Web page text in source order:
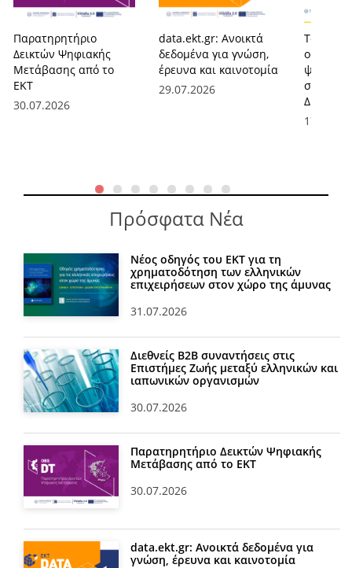
Παρατηρητήριο
Δεικτών Ψηφιακής
Μετάβασης από το
ΕΚΤ
30.07.2026
data.ekt.gr: Ανοικτά
δεδομένα για γνώση,
έρευνα και καινοτομία
29.07.2026
Το ΕΚΤ
οφέλη
σελίδων
Πρόσφατα Νέα
Νέος οδηγός του ΕΚΤ για τη
χρηματοδότηση των ελληνικών
επιχειρήσεων στον χώρο της άμυνας
31.07.2026
Διεθνείς Β2Β συναντήσεις στις
Επιστήμες Ζωής μεταξύ ελληνικών και
ιαπωνικών οργανισμών
30.07.2026
Παρατηρητήριο Δεικτών Ψηφιακής
Μετάβασης από το ΕΚΤ
30.07.2026
data.ekt.gr: Ανοικτά δεδομένα για
γνώση, έρευνα και καινοτομία